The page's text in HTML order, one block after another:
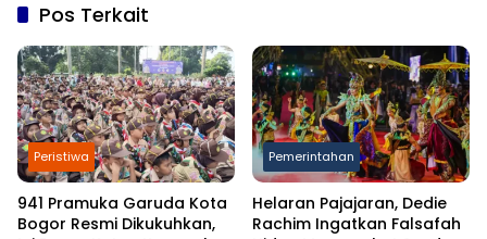
Pos Terkait
Peristiwa
941 Pramuka Garuda Kota
Bogor Resmi Dikukuhkan,
Pemerintahan
Helaran Pajajaran, Dedie
Rachim Ingatkan Falsafah